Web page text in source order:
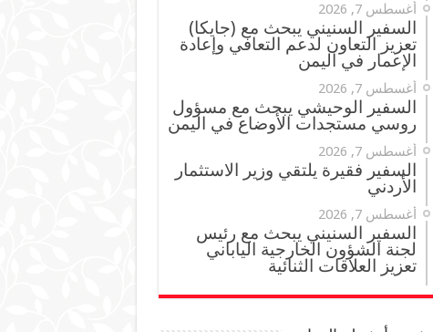
أغسطس 7, 2026
السفير السنيني يبحث مع (جايكا)
تعزيز التعاون لدعم التعافي وإعادة
الإعمار في اليمن
أغسطس 7, 2026
السفير الوحيشي يبحث مع مسؤول
روسي مستجدات الأوضاع في اليمن
أغسطس 7, 2026
السفير فقيرة يلتقي وزير الاستثمار
الأردني
أغسطس 7, 2026
السفير السنيني يبحث مع رئيس
لجنة الشؤون الخارجية الياباني
تعزيز العلاقات الثنائية